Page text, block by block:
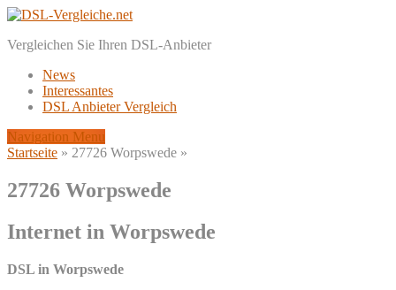
Vergleichen Sie Ihren DSL-Anbieter
News
Interessantes
DSL Anbieter Vergleich
Navigation Menu
Startseite » 27726 Worpswede »
27726 Worpswede
Internet in Worpswede
DSL in Worpswede